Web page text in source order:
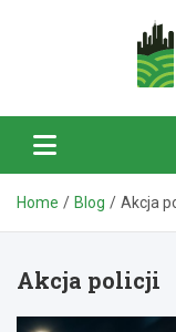
Home Blog Akcja
Akcja policji